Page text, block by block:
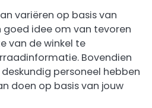
variëren op basis van
goed idee om van tevoren
van de winkel te
Bovendien
personeel hebben
doen op basis van jouw